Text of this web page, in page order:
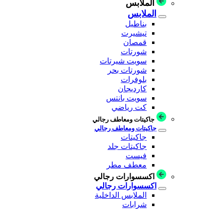
الملابس
الملابس
بناطيل
تيشيرت
قمصان
شورتات
سويت شيرتات
شورتات بحر
بلوفرات
كارديجان
سويت بانتس
كت رياضي
جاكيتات ومعاطف رجالي
جاكيتات ومعاطف رجالي
جاكيتات
جاكيتات جلد
فيست
معطف مطر
اكسسوارات رجالي
اكسسوارات رجالي
الملابس الداخلية
شرابات